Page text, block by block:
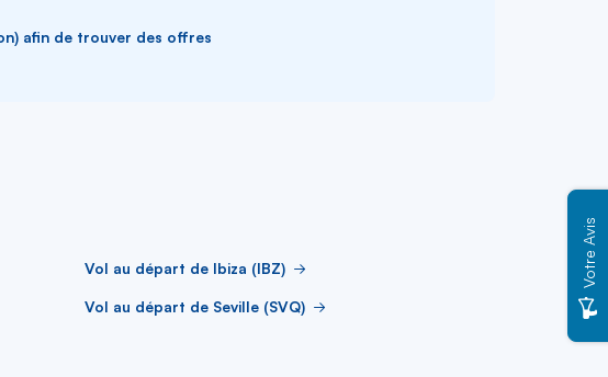
afin de trouver des offres
Vol au départ de Ibiza (IBZ)
Vol au départ de Seville (SVQ)
Votre Avis